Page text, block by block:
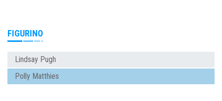
FIGURINO
Lindsay Pugh
Polly Matthies